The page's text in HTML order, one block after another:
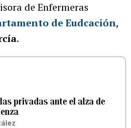
de Enfermeras
de Eudcación,
.
privadas ante el alza de